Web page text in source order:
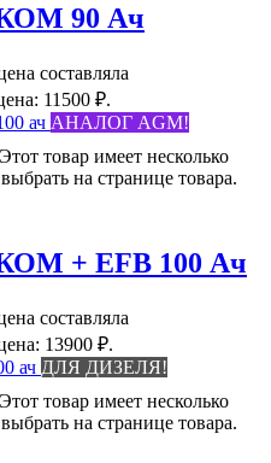
90 Ач
составляла
11500 ₽.
АНАЛОГ AGM!
Этот товар имеет несколько
на странице товара.
+ EFB 100 Ач
составляла
13900 ₽.
ДЛЯ ДИЗЕЛЯ!
Этот товар имеет несколько
на странице товара.